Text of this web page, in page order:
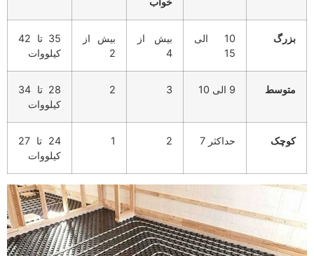
بزرگ
10 الی
15
بیش از
4
بیش از
2
35 تا 42
کیلووات
متوسط 9 الی 10 3
2
28 تا 34
کیلووات
کوچک حداکثر 7 2
1
24 تا 27
کیلووات